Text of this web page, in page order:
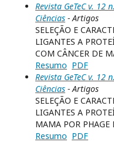
Revista GeTeC v. 12
Ciências - Artigos
SELEÇÃO E
LIGANTES A
COM CÂNCER DE
Resumo PDF
Revista GeTeC v. 12
Ciências - Artigos
SELEÇÃO E
LIGANTES A
MAMA POR PHAGE
Resumo PDF